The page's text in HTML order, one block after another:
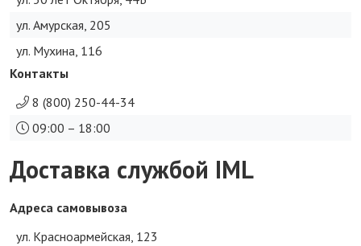
ул. Амурская, 205
ул. Мухина, 116
Контакты
8 (800) 250-44-34
09:00 – 18:00
Доставка службой IML
Адреса самовывоза
ул. Красноармейская, 123